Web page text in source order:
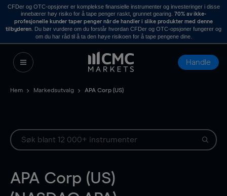
CFDer og OTC-opsjoner er komplekse finansielle instrumenter og investeringer i disse
innebærer høy risiko for å tape penger raskt, grunnet gearing. 70% av ikke-
profesjonelle kunder taper penger når de handler i slike produkter med denne
tilbyderen . Du bør vurdere om du forstår hvordan CFDer og OTC-opsjoner fungerer og
om du har råd til å ta den høye risikoen for å tape pengene dine.
Handle
Hem Markedsutvalg APA Corp (US)
APA Corp (US)